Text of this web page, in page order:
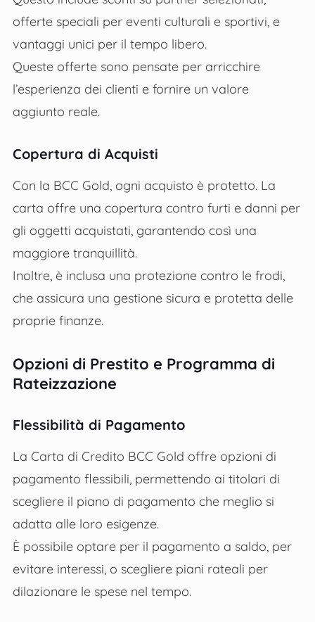
offerte speciali per eventi culturali e sportivi, e
vantaggi unici per il tempo libero.
Queste offerte sono pensate per arricchire
l’esperienza dei clienti e fornire un valore
aggiunto reale.
Copertura di Acquisti
Con la BCC Gold, ogni acquisto è protetto. La
carta offre una copertura contro furti e danni per
gli oggetti acquistati, garantendo così una
maggiore tranquillità.
Inoltre, è inclusa una protezione contro le frodi,
che assicura una gestione sicura e protetta delle
proprie finanze.
Opzioni di Prestito e Programma di
Rateizzazione
Flessibilità di Pagamento
La Carta di Credito BCC Gold offre opzioni di
pagamento flessibili, permettendo ai titolari di
scegliere il piano di pagamento che meglio si
adatta alle loro esigenze.
È possibile optare per il pagamento a saldo, per
evitare interessi, o scegliere piani rateali per
dilazionare le spese nel tempo.